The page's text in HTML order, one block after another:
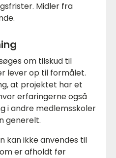
Midler fra
om tilskud til
lever op til formålet.
at projektet har et
erfaringerne også
i andre medlemsskoler
generelt.
kan ikke anvendes til
er afholdt før